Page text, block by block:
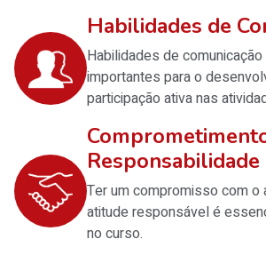
Habilidades de
Habilidades de
importantes para o
participação ativa nas
Responsabilidade
Ter um compromisso com o
atitude responsável é
no curso.